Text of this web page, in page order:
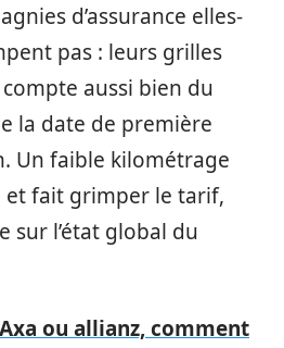
d’assurance elles-
pas : leurs grilles
aussi bien du
la date de première
Un faible kilométrage
et fait grimper le tarif,
sur l’état global du
Axa ou allianz, comment